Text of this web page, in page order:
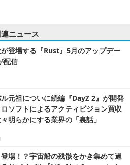
ニュース
登場する『Rust』5月のアップデー
配信
元祖についに続編『DayZ 2』が開発
ソフトによるアクティビジョン買収
明らかにする業界の「裏話」
場！？宇宙船の残骸をかき集めて過